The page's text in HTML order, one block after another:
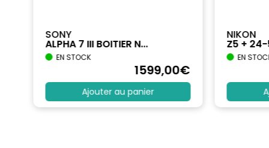
SONY
ALPHA 7 III BOITIER N...
EN STOCK
1599,00€
Ajouter au panier
NIKON
Z5 +
EN